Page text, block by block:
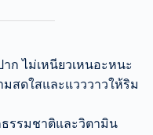
ก ไม่เหนียวเหนอะหนะ
มสดใสและแวววาวให้ริม
รรมชาติและวิตามิน